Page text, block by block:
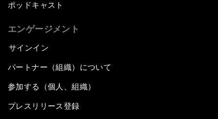
ポッドキャスト
エンゲージメント
サインイン
パートナー（組織）について
参加する（個人、組織）
プレスリリース登録